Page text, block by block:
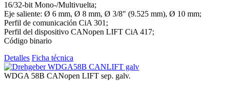
16/32-bit Mono-/Multivuelta;
Eje saliente: Ø 6 mm, Ø 8 mm, Ø 3/8" (9.525 mm), Ø 10 mm;
Perfil de comunicación CiA 301;
Perfil del dispositivo CANopen LIFT CiA 417;
Código binario
Detalles Ficha técnica
WDGA 58B CANopen LIFT sep. galv.